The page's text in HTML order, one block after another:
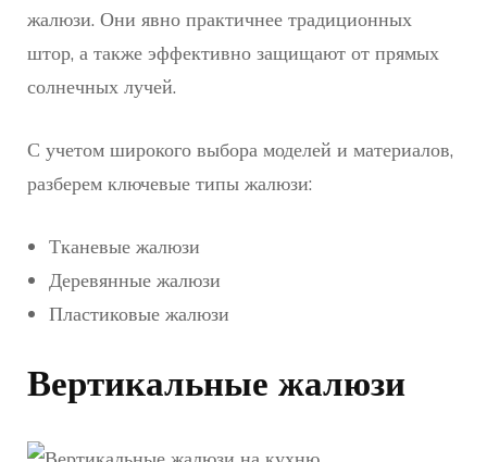
жалюзи. Они явно практичнее традиционных
штор, а также эффективно защищают от прямых
солнечных лучей.
С учетом широкого выбора моделей и материалов,
разберем ключевые типы жалюзи:
Тканевые жалюзи
Деревянные жалюзи
Пластиковые жалюзи
Вертикальные жалюзи